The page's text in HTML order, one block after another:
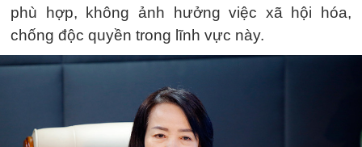
phù hợp, không ảnh hưởng việc xã hội hóa,
chống độc quyền trong lĩnh vực này.